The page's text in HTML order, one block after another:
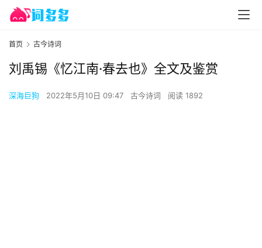
首页 古今诗词
刘禹锡《忆江南·春去也》全文及鉴赏
深海巨狗 2022年5月10日 09:47 古今诗词 阅读 1892